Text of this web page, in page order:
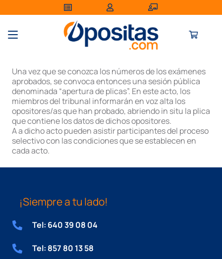
Una vez que se conozca los números de los exámenes
aprobados, se convoca entonces una sesión pública
denominada “apertura de plicas”. En este acto, los
miembros del tribunal informarán en voz alta los
opositores/as que han probado, abriendo in situ la plica
que contiene los datos de dichos opositores.
A a dicho acto pueden asistir participantes del proceso
selectivo con las condiciones que se establecen en
cada acto.
¡Siempre a tu lado!
Tel: 640 39 08 04
Tel: 857 80 13 58